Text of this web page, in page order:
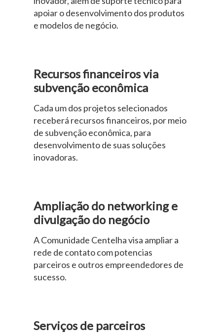
apoiar o desenvolvimento dos produtos
e modelos de negócio.
Recursos financeiros via
subvenção econômica
Cada um dos projetos selecionados
receberá recursos financeiros, por meio
de subvenção econômica, para
desenvolvimento de suas soluções
inovadoras.
Ampliação do networking e
divulgação do negócio
A Comunidade Centelha visa ampliar a
rede de contato com potencias
parceiros e outros empreendedores de
sucesso.
Serviços de parceiros